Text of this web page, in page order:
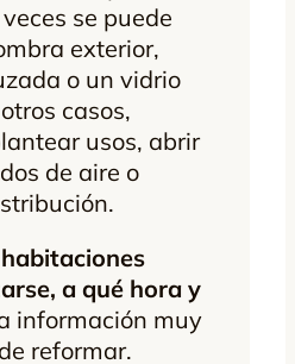
se puede
exterior,
o un vidrio
casos,
usos, abrir
de aire o
a qué hora y
información muy
reformar.